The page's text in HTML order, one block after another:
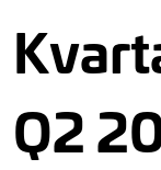
Q2